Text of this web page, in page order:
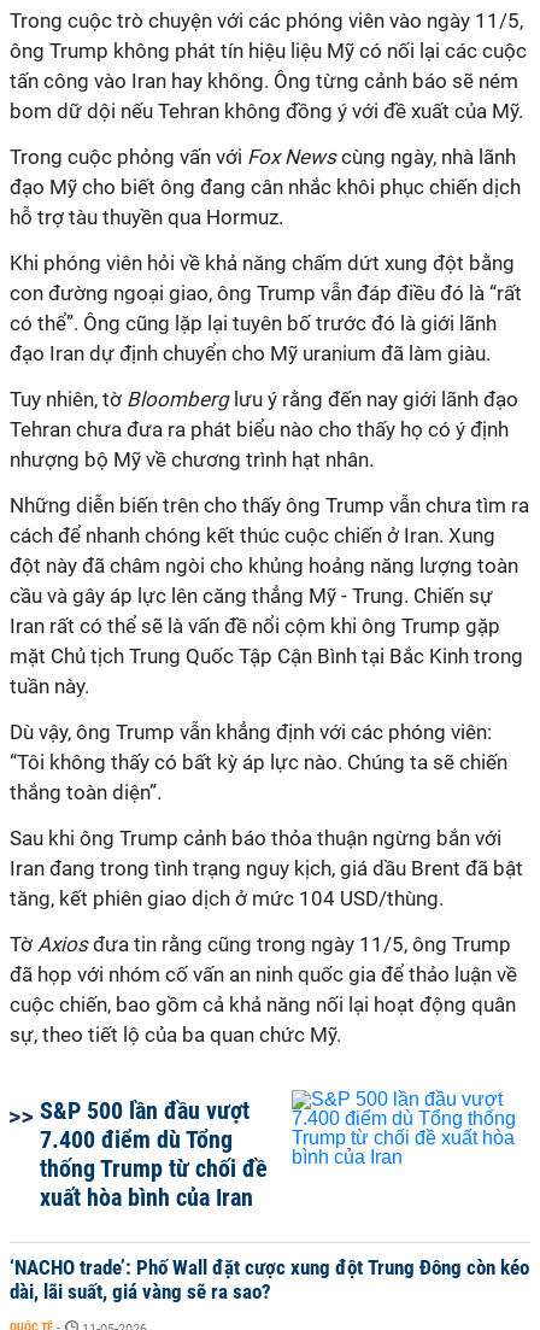
Trong cuộc trò chuyện với các phóng viên vào ngày 11/5,
ông Trump không phát tín hiệu liệu Mỹ có nối lại các cuộc
tấn công vào Iran hay không. Ông từng cảnh báo sẽ ném
bom dữ dội nếu Tehran không đồng ý với đề xuất của Mỹ.
Trong cuộc phỏng vấn với Fox Newscùng ngày, nhà lãnh
đạo Mỹ cho biết ông đang cân nhắc khôi phục chiến dịch
hỗ trợ tàu thuyền qua Hormuz.
Khi phóng viên hỏi về khả năng chấm dứt xung đột bằng
con đường ngoại giao, ông Trump vẫn đáp điều đó là “rất
có thể”. Ông cũng lặp lại tuyên bố trước đó là giới lãnh
đạo Iran dự định chuyển cho Mỹ uranium đã làm giàu.
Tuy nhiên, tờ Bloomberg lưu ý rằng đến nay giới lãnh đạo
Tehran chưa đưa ra phát biểu nào cho thấy họ có ý định
nhượng bộ Mỹ về chương trình hạt nhân.
Những diễn biến trên cho thấy ông Trump vẫn chưa tìm ra
cách để nhanh chóng kết thúc cuộc chiến ở Iran. Xung
đột này đã châm ngòi cho khủng hoảng năng lượng toàn
cầu và gây áp lực lên căng thẳng Mỹ - Trung. Chiến sự
Iran rất có thể sẽ là vấn đề nổi cộm khi ông Trump gặp
mặt Chủ tịch Trung Quốc Tập Cận Bình tại Bắc Kinh trong
tuần này.
Dù vậy, ông Trump vẫn khẳng định với các phóng viên:
“Tôi không thấy có bất kỳ áp lực nào. Chúng ta sẽ chiến
thắng toàn diện”.
Sau khi ông Trump cảnh báo thỏa thuận ngừng bắn với
Iran đang trong tình trạng nguy kịch, giá dầu Brent đã bật
tăng, kết phiên giao dịch ở mức 104 USD/thùng.
Tờ Axiosđưa tin rằng cũng trong ngày 11/5, ông Trump
đã họp với nhóm cố vấn an ninh quốc gia để thảo luận về
cuộc chiến, bao gồm cả khả năng nối lại hoạt động quân
sự, theo tiết lộ của ba quan chức Mỹ.
S&P 500 lần đầu vượt
7.400 điểm dù Tổng
thống Trump từ chối đề
xuất hòa bình của Iran
‘NACHO trade’: Phố Wall đặt cược xung đột Trung Đông còn kéo
dài, lãi suất, giá vàng sẽ ra sao?
QUỐC TẾ